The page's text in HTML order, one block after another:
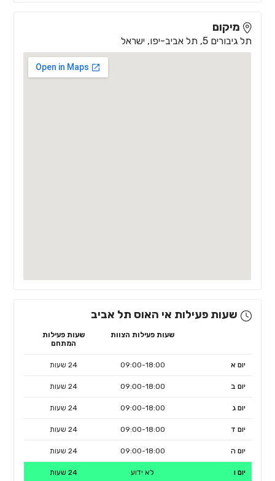
מיקום
תל גיבורים 5, תל אביב-יפו, ישראל
שעות פעילות אי האוס תל אביב
שעות פעילות הצוות
שעות פעילות
המתחם
יום א 09:00-18:00 24 שעות
יום ב 09:00-18:00 24 שעות
יום ג 09:00-18:00 24 שעות
יום ד 09:00-18:00 24 שעות
יום ה 09:00-18:00 24 שעות
יום ו לא ידוע 24 שעות